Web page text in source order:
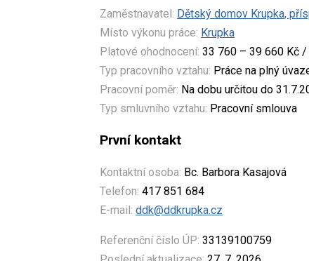
Zaměstnavatel: Dětský domov Krupka,
Místo výkonu práce: Krupka
Platové ohodnocení: 33 760 – 39 660 Kč
Typ pracovního vztahu: Práce na plný
Pracovní poměr: Na dobu určitou do
Typ smluvního vztahu: Pracovní smlouva
První kontakt
Kontaktní osoba: Bc. Barbora Kasajová
Telefon: 417 851 684
E-mail: ddk@ddkrupka.cz
Referenční číslo ÚP: 33139100759